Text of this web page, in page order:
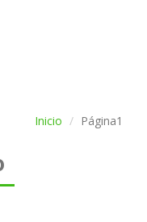
Inicio Página1